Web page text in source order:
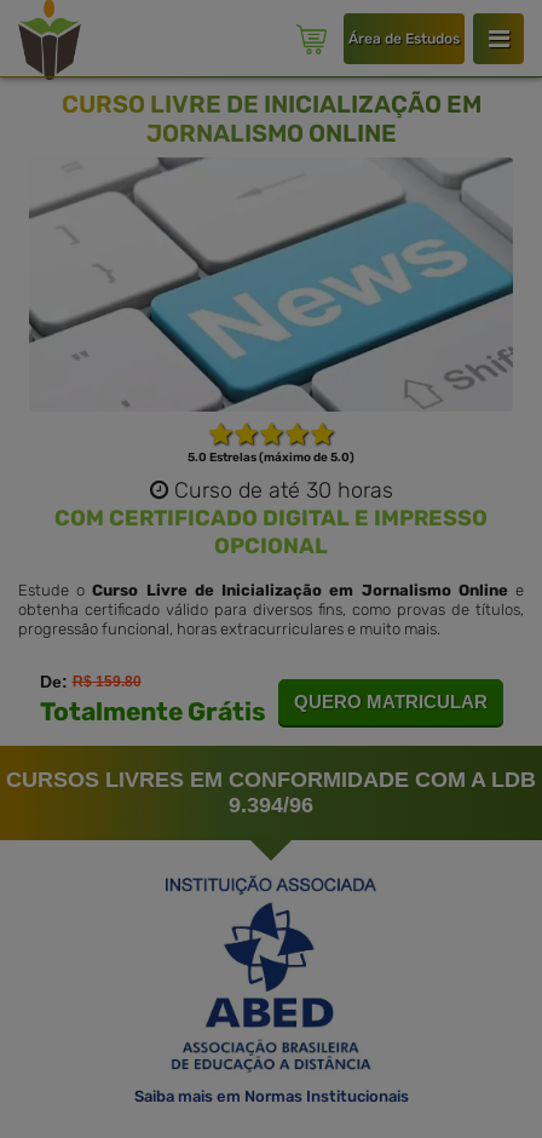
Área de Estudos
CURSO LIVRE DE INICIALIZAÇÃO EM
JORNALISMO ONLINE
5.0 Estrelas (máximo de 5.0)
Curso de até 30 horas
COM CERTIFICADO DIGITAL E IMPRESSO
OPCIONAL
Estude oCurso Livre de Inicialização em Jornalismo Onlinee
obtenha certificado válido para diversos fins, como provas de títulos,
progressão funcional, horas extracurriculares e muito mais.
De:R$ 159.80
Totalmente Grátis QUERO MATRICULAR
CURSOS LIVRES EM CONFORMIDADE COM A LDB
9.394/96
Saiba mais em Normas Institucionais